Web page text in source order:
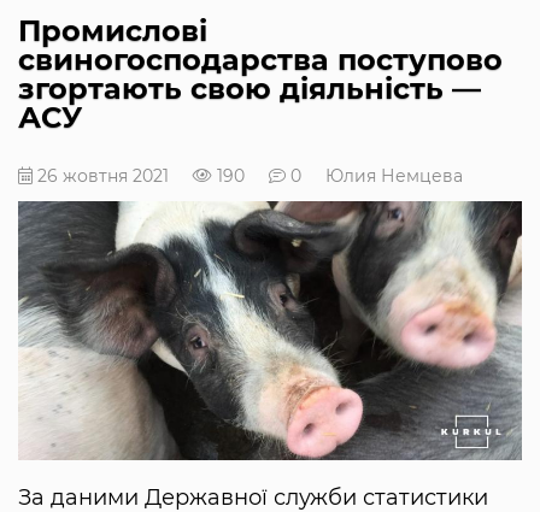
Промислові
свиногосподарства поступово
згортають свою діяльність —
АСУ
26 жовтня 2021 190 0 Юлия Немцева
За даними Державної служби статистики